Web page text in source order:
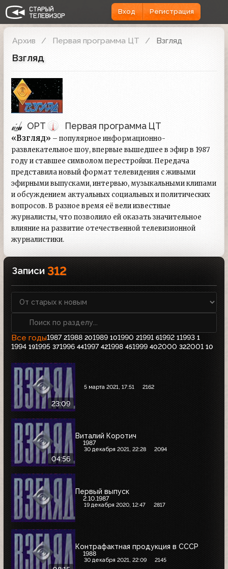
Вход Регистрация
Архив Первая программа ЦТ Взгляд
Взгляд
ОРТ Первая программа ЦТ
«Взгляд» – популярное информационно-
развлекательное шоу, впервые вышедшее в эфир в 1987
году и ставшее символом перестройки. Передача
представила новый формат телевидения с живыми
эфирными выпусками, интервью, музыкальными клипами
и обсуждением актуальных социальных и политических
вопросов. В разное время её вели известные
журналисты, что позволило ей оказать значительное
влияние на развитие отечественной телевизионной
журналистики.
Записи 312
Все годы1987 21988 201989 101990 21991 61992 11993 1
1994 191995 371996 441997 421998 451999 402000 322001 10
23:09
5 марта 2021, 17:51 2162
04:56
Виталий Коротич
1987
30 декабря 2021, 22:28 2094
Первый выпуск
2.10.1987
19 декабря 2020, 12:47 2817
Контрафактная продукция в СССР
1988
30 декабря 2021, 22:09 2145